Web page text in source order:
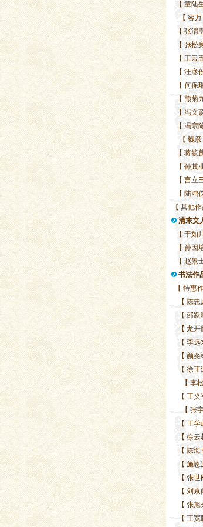
【 童陆
【 容万
【 张渭
【 张松
【 王云
【 汪彦
【 何保
【 熊菊
【 冯文
【 冯宗
【 魏彦
【 蒋毓
【 孙其
【 言立
【 陆鸿
【 其他
清末文
【 于如川
【 孙因
【 赵景
书法作
【 特惠
【 陈忠
【 邵跃
【 龙开
【 李远
【 颜奕
【 徐正
【 李
【 王义
【 张
【 王学
【 徐云
【 陈海
【 施恩
【 张世
【 刘京
【 张旭
【 王宽